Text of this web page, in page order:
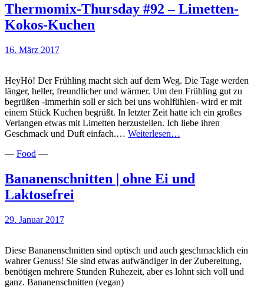
Kuchen
I
Schnelle
Idee
Thermomix-Thursday #92 – Limetten-
Kokos-Kuchen
16. März 2017
HeyHö! Der Frühling macht sich auf dem Weg. Die Tage werden
länger, heller, freundlicher und wärmer. Um den Frühling gut zu
begrüßen -immerhin soll er sich bei uns wohlfühlen- wird er mit
einem Stück Kuchen begrüßt. In letzter Zeit hatte ich ein großes
Verlangen etwas mit Limetten herzustellen. Ich liebe ihren
Geschmack und Duft einfach.… Weiterlesen…
Limetten-
Kokos-
— Food —
Bananenschnitten | ohne Ei und
Laktosefrei
29. Januar 2017
Diese Bananenschnitten sind optisch und auch geschmacklich ein
wahrer Genuss! Sie sind etwas aufwändiger in der Zubereitung,
benötigen mehrere Stunden Ruhezeit, aber es lohnt sich voll und
ganz. Bananenschnitten (vegan)